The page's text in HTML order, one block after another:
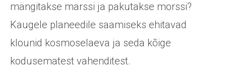
mängitakse marssi ja pakutakse morssi?
Kaugele planeedile saamiseks ehitavad
klounid kosmoselaeva ja seda kõige
kodusematest vahenditest.